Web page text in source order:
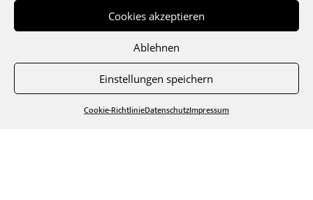
Cookies akzeptieren
Ablehnen
Einstellungen speichern
Cookie-RichtlinieDatenschutzImpressum